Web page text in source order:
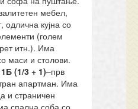
мебел,
одлична кујна со
(голем
итн.). Има
маси и столови.
1Б (1/3 + 1)–прв
апартман. Има
и страничен
спална соба со